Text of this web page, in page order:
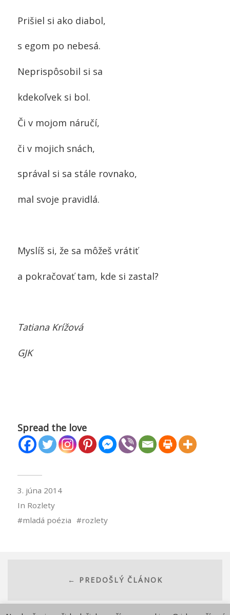
Prišiel si ako diabol,
s egom po nebesá.
Neprispôsobil si sa
kdekoľvek si bol.
Či v mojom náručí,
či v mojich snách,
správal si sa stále rovnako,
mal svoje pravidlá.
Myslíš si, že sa môžeš vrátiť
a pokračovať tam, kde si zastal?
Tatiana Krížová
GJK
Spread the love
3. júna 2014
In Rozlety
mladá poézia
rozlety
← PREDOŠLÝ ČLÁNOK